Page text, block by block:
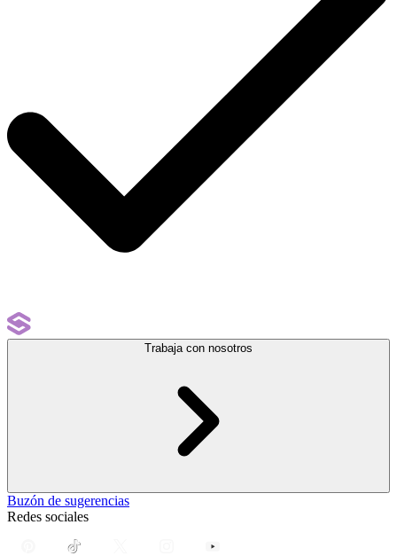
Trabaja con nosotros
Buzón de sugerencias
Redes sociales